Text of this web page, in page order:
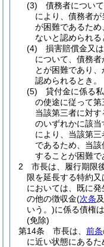
(3)
債務者につい
により、債務者
が困難であるた
ないと認められる
(4)
損害賠償金又
について、債務
とが困難であり
認められるとき。
(5)
貸付金に係る
の使途に従って第
当該第三者に対す
のいずれかに該
により、当該第
であるため、当
することが困難で
2
市長は、履行期限
限を延長する特約又
においては、既に
の他の徴収金(次条
いう。)に係る債権
(免除)
第14条
市長は、 前条
に近い状態にある